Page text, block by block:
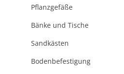
Pflanzgefäße
Bänke und Tische
Sandkästen
Bodenbefestigung